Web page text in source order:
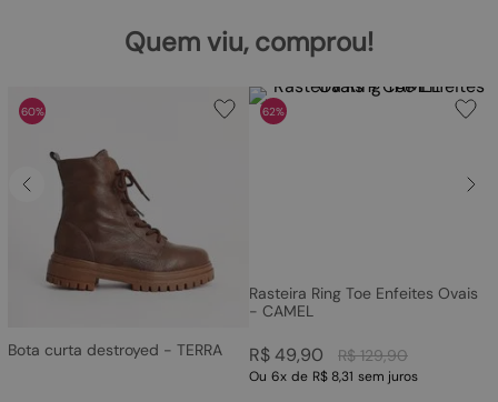
Quem viu, comprou!
60%
Bota curta destroyed - TERRA
62%
Rasteira Ring Toe Enfeites Ovais
- CAMEL
R$ 129,90
R$49,90
Ou 6x de R$ 8,31 sem juros